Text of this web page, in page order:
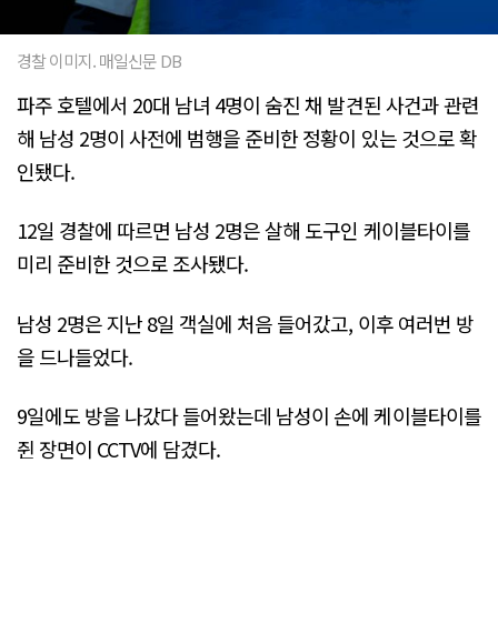
경찰 이미지. 매일신문 DB
파주 호텔에서 20대 남녀 4명이 숨진 채 발견된 사건과 관련
해 남성 2명이 사전에 범행을 준비한 정황이 있는 것으로 확
인됐다.
12일 경찰에 따르면 남성 2명은 살해 도구인 케이블타이를
미리 준비한 것으로 조사됐다.
남성 2명은 지난 8일 객실에 처음 들어갔고, 이후 여러번 방
을 드나들었다.
9일에도 방을 나갔다 들어왔는데 남성이 손에 케이블타이를
쥔 장면이 CCTV에 담겼다.